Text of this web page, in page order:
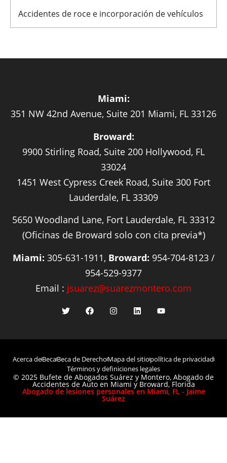
Accidentes de roce e incorporación de vehículos
Miami:
351 NW 42nd Avenue, Suite 201 Miami, FL 33126
Broward:
9900 Stirling Road, Suite 200 Hollywood, FL
33024
1451 West Cypress Creek Road, Suite 300 Fort
Lauderdale, FL 33309
5650 Woodland Lane, Fort Lauderdale, FL 33312
(Oficinas de Broward solo con cita previa*)
Miami: 305-631-1911, Broward: 954-704-8123 /
954-529-9377
Email : jsuarez@suarezmontero.com
Acerca deBecaBeca de DerechoMapa del sitiopolítica de privacidad
Términos y definiciones legales
© 2025 Bufete de Abogados Suárez y Montero, Abogado de
Accidentes de Auto en Miami y Broward, Florida
Abogado de lesiones personales en Miami, FL - Jaime
Suárez